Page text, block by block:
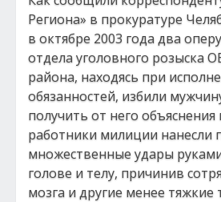
Региона» в прокуратуре
в октябре 2003 года два
отдела уголовного розыска
района, находясь при
обязанностей, избили
получить от него
работники милиции нанесли
множественные удары
голове и телу, причинив
мозга и другие менее тяжкие